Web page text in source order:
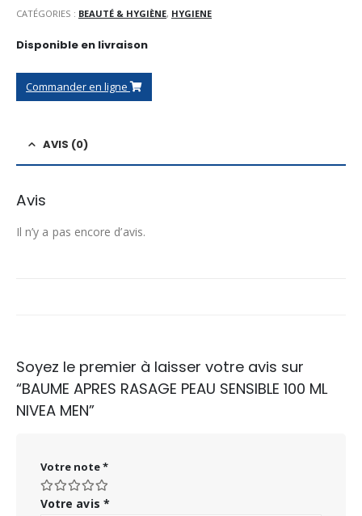
CATÉGORIES : BEAUTÉ & HYGIÈNE, HYGIENE
Disponible en livraison
Commander en ligne
AVIS (0)
Avis
Il n’y a pas encore d’avis.
Soyez le premier à laisser votre avis sur
“BAUME APRES RASAGE PEAU SENSIBLE 100 ML
NIVEA MEN”
Votre note*
Votre avis *